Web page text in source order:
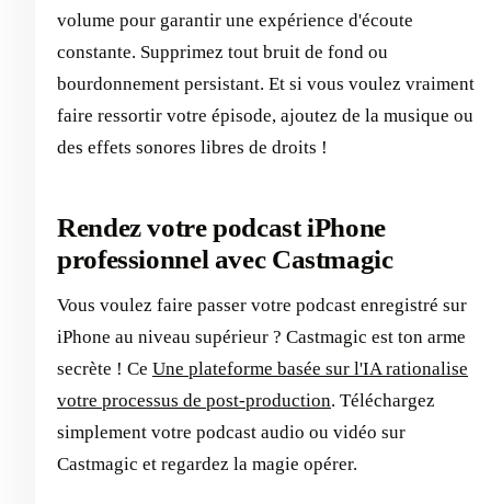
volume pour garantir une expérience d'écoute
constante. Supprimez tout bruit de fond ou
bourdonnement persistant. Et si vous voulez vraiment
faire ressortir votre épisode, ajoutez de la musique ou
des effets sonores libres de droits !
Rendez votre podcast iPhone
professionnel avec Castmagic
Vous voulez faire passer votre podcast enregistré sur
iPhone au niveau supérieur ? Castmagic est ton arme
secrète ! Ce Une plateforme basée sur l'IA rationalise
votre processus de post-production. Téléchargez
simplement votre podcast audio ou vidéo sur
Castmagic et regardez la magie opérer.